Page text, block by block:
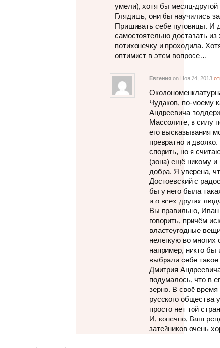
умели), хотя бы месяц-другой
Глядишь, они бы научились
Пришивать себе пуговицы. И
самостоятельно доставать
потихонечку и проходила.
оптимист в этом вопросе…
Евгения on Ноя 24, 2013
Чудаков, по-моему
Андреевича
Массолите, в силу
его высказывания
превратно и
спорить, но я
(зона) ещё никому и
добра. Я уверена,
Достоевский с
бы у него была
и о всех других
Вы правильно, Иван
говорить, причём
властеугодные
нелегкую во
например, никто бы
выбрали себе
Дмитрия
подумалось, что в
зерно. В своё
русского общества
просто нет той
И, конечно, Ваш
затейников очень